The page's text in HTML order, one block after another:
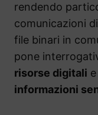
rendendo
comunicazioni
file binari in
pone
risorse digitali
informazioni